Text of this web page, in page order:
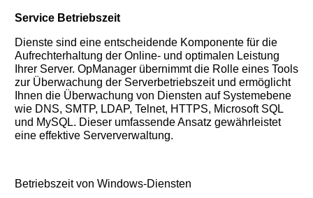
Service Betriebszeit
Dienste sind eine entscheidende Komponente für die
Aufrechterhaltung der Online- und optimalen Leistung
Ihrer Server. OpManager übernimmt die Rolle eines Tools
zur Überwachung der Serverbetriebszeit und ermöglicht
Ihnen die Überwachung von Diensten auf Systemebene
wie DNS, SMTP, LDAP, Telnet, HTTPS, Microsoft SQL
und MySQL. Dieser umfassende Ansatz gewährleistet
eine effektive Serververwaltung.
Betriebszeit von Windows-Diensten